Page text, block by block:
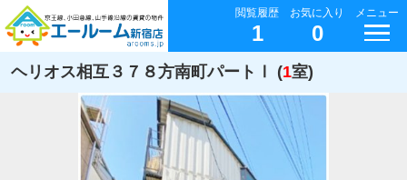
閲覧履歴
1
お気に入り
0
メニュー
ヘリオス相互３７８方南町パートⅠ (1室)